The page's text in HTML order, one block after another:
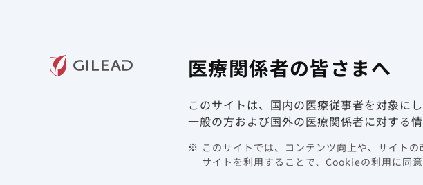
領域情報 製品情報 動画ライブラリ
メディカルアフェアーズ | HIV/AIDS
メディカルアフ
医療関係者の皆さまへ
このサイトは、国内の医療従事者を対象にし
一般の方および国外の医療関係者に対する
このサイトでは、コンテンツ向上や、サイト
サイトを利用することで、Cookieの利用に同意